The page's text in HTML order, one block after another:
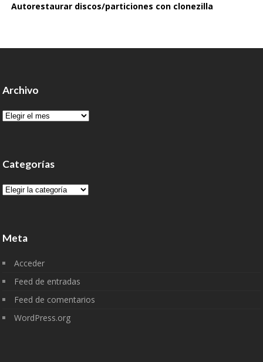
Autorestaurar discos/particiones con clonezilla
Archivo
Archivo
Categorías
Categorías
Meta
Acceder
Feed de entradas
Feed de comentarios
WordPress.org